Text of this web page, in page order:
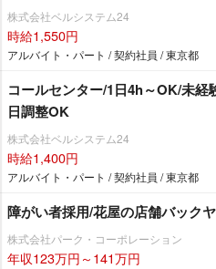
株式会社ベルシステム24
時給1,550円
アルバイト・パート / 契約社員 / 東京都
コールセンター/1日4h～OK/未
日調整OK
株式会社ベルシステム24
時給1,400円
アルバイト・パート / 契約社員 / 東京都
障がい者採用/花屋の店舗バック
株式会社パーク・コーポレーション
年収123万円～141万円